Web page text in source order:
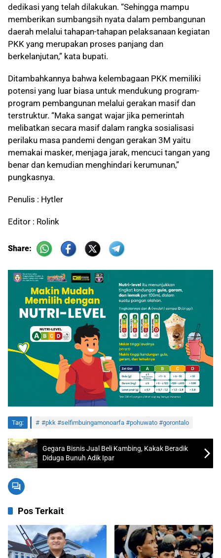
dedikasi yang telah dilakukan. “Sehingga mampu
memberikan sumbangsih nyata dalam pembangunan
daerah melalui tahapan-tahapan pelaksanaan kegiatan
PKK yang merupakan proses panjang dan
berkelanjutan,” kata bupati.
Ditambahkannya bahwa kelembagaan PKK memiliki
potensi yang luar biasa untuk mendukung program-
program pembangunan melalui gerakan masif dan
terstruktur. “Maka sangat wajar jika pemerintah
melibatkan secara masif dalam rangka sosialisasi
perilaku masa pandemi dengan gerakan 3M yaitu
memakai masker, menjaga jarak, mencuci tangan yang
benar dan kemudian menghindari kerumunan,”
pungkasnya.
Penulis : Hytler
Editor : Rolink
Share:
Tag: #pkk #selfimbuingamonoarfa #pohuwato #gorontalo
Gegara Bisnis Jual Beli Kambing, Kakak Beradik
Diduga Bunuh Adik Ipar
Pos Terkait